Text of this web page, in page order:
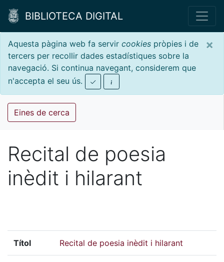
BIBLIOTECA DIGITAL
×
Aquesta pàgina web fa servir cookies pròpies i de
tercers per recollir dades estadístiques sobre la
navegació. Si continua navegant, considerem que
n'accepta el seu ús.
Eines de cerca
Recital de poesia
inèdit i hilarant
Títol Recital de poesia inèdit i hilarant